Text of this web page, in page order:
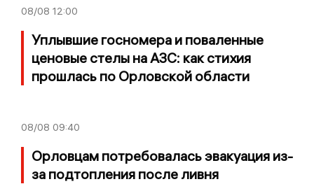
08/08 12:00
Уплывшие госномера и поваленные
ценовые стелы на АЗС: как стихия
прошлась по Орловской области
08/08 09:40
Орловцам потребовалась эвакуация из-
за подтопления после ливня